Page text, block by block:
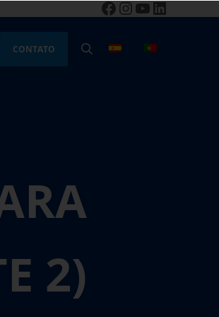
Facebook
Instagram
YouTube
LinkedIn
CONTATO PESQUISA
2)